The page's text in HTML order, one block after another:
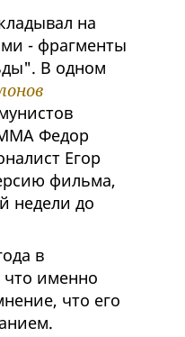
на
- фрагменты
В одном
Федор
Егор
фильма,
недели до
в
что именно
что его